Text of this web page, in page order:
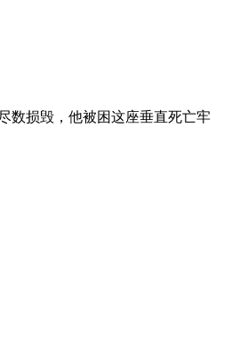
数损毁，他被困这座垂直死亡牢